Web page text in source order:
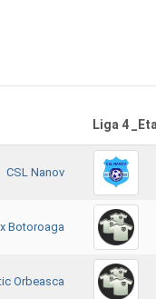
Liga 4
CSL Nanov
Botoroaga
Orbeasca